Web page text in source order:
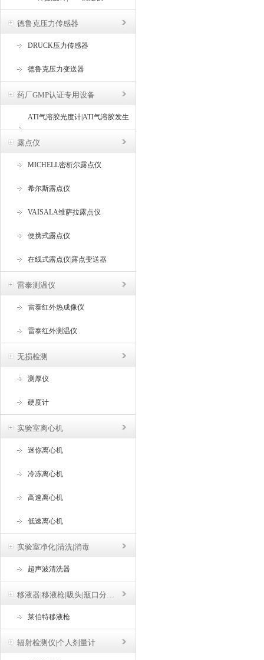
德鲁克压力传感器
DRUCK压力传感器
德鲁克压力变送器
药厂GMP认证专用设备
ATI气溶胶光度计|ATI气溶胶发生
器
露点仪
MICHELL密析尔露点仪
希尔斯露点仪
VAISALA维萨拉露点仪
便携式露点仪
在线式露点仪|露点变送器
雷泰测温仪
雷泰红外热成像仪
雷泰红外测温仪
无损检测
测厚仪
硬度计
实验室离心机
迷你离心机
冷冻离心机
高速离心机
低速离心机
实验室净化|清洗|消毒
超声波清洗器
移液器|移液枪|吸头|瓶口分液器
莱伯特移液枪
辐射检测仪|个人剂量计